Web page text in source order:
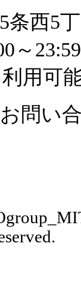
条西5
～
利用
お問い